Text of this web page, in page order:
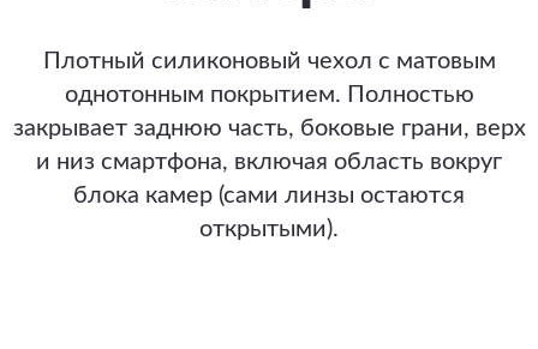
Плотный силиконовый чехол с матовым
однотонным покрытием. Полностью
закрывает заднюю часть, боковые грани, верх
и низ смартфона, включая область вокруг
блока камер (сами линзы остаются
открытыми).